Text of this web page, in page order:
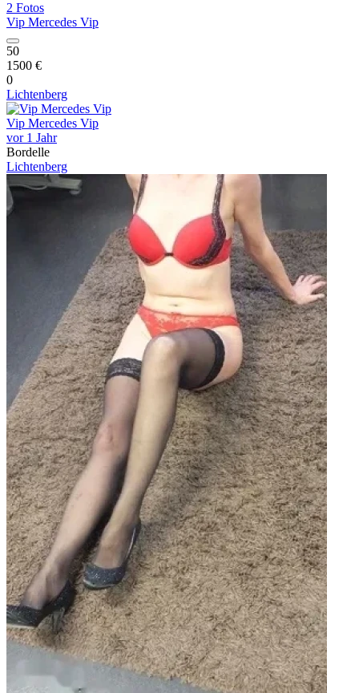
2 Fotos
Vip Mercedes Vip
50
1500 €
0
Lichtenberg
Vip Mercedes Vip
vor 1 Jahr
Bordelle
Lichtenberg